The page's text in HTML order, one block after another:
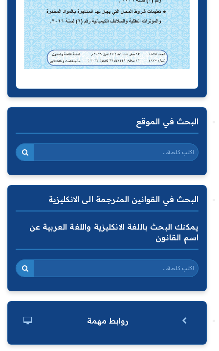
البحث في الموقع
البحث في القوانين المترجمة الى الانكليزية
يمكنك البحث باللغة الانكليزية واللغة العربية عن
اسم القانون
روابط مهمة